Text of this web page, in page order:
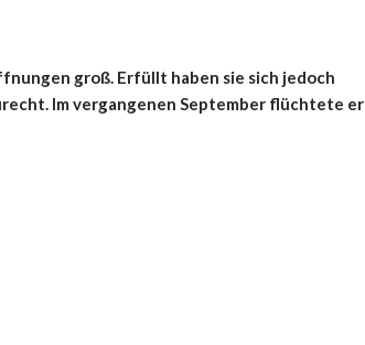
groß. Erfüllt haben sie sich jedoch
Im vergangenen September flüchtete er